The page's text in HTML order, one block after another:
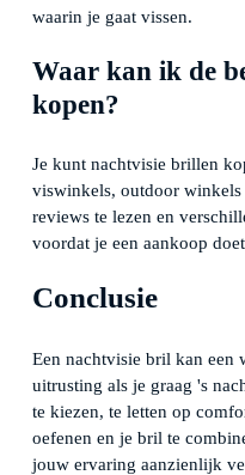
waarin je gaat vissen.
Waar kan ik de
kopen?
Je kunt nachtvisie brillen
viswinkels, outdoor
reviews te lezen en
voordat je een aankoop
Conclusie
Een nachtvisie bril kan een
uitrusting als je graag 's
te kiezen, te letten op
oefenen en je bril te
jouw ervaring aanzienlijk